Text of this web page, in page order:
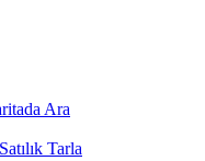
Ara
Satılık Tarla